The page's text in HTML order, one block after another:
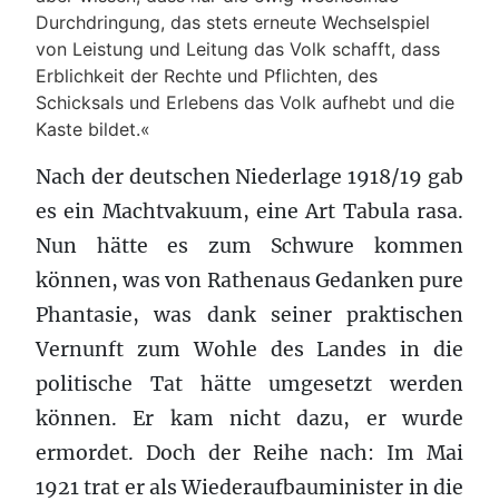
Durchdringung, das stets erneute Wechselspiel
von Leistung und Leitung das Volk schafft, dass
Erblichkeit der Rechte und Pflichten, des
Schicksals und Erlebens das Volk aufhebt und die
Kaste bildet.«
Nach der deutschen Niederlage 1918/19 gab
es ein Machtvakuum, eine Art Tabula rasa.
Nun hätte es zum Schwure kommen
können, was von Rathenaus Gedanken pure
Phantasie, was dank seiner praktischen
Vernunft zum Wohle des Landes in die
politische Tat hätte umgesetzt werden
können. Er kam nicht dazu, er wurde
ermordet. Doch der Reihe nach: Im Mai
1921 trat er als Wiederaufbauminister in die